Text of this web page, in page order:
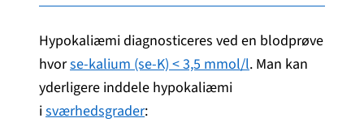
Hypokaliæmi diagnosticeres ved en blodprøve
hvorse-kalium (se-K) < 3,5 mmol/l. Man kan
yderligere inddele hypokaliæmi
isværhedsgrader: